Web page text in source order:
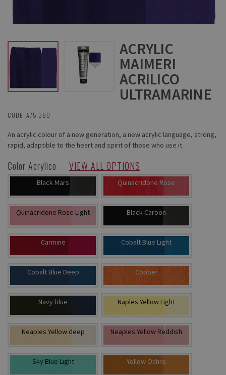
ACRYLIC
MAIMERI
ACRILICO
ULTRAMARINE
CODE: A75 390
An acrylic colour of a new generation, a new acrylic language, strong,
rapid, adaptible to the heart and spirit of those who use it.
Color Acrylico VIEW ALL OPTIONS
Black Mars Quinacridone Rose
Quinacridone Rose Light Black Carbon
Carmine Cobalt Blue Light
Cobalt Blue Deep Copper
Navy blue Naples Yellow Light
Neaples Yellow deep Neaples Yellow Reddish
Sky Blue Light Yellow Ochre